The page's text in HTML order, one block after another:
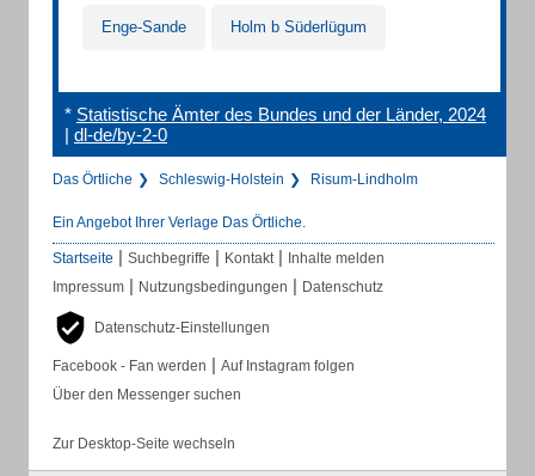
Enge-Sande Holm b Süderlügum
* Statistische Ämter des Bundes und der Länder, 2024
| dl-de/by-2-0
Das Örtliche Schleswig-Holstein Risum-Lindholm
Ein Angebot Ihrer Verlage Das Örtliche.
Startseite | Suchbegriffe | Kontakt | Inhalte melden
Impressum | Nutzungsbedingungen | Datenschutz
Datenschutz-Einstellungen
Facebook - Fan werden | Auf Instagram folgen
Über den Messenger suchen
Zur Desktop-Seite wechseln